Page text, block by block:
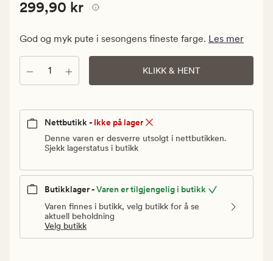
Pris
299,90
pris
299,90
Pris 299,90 kr
299,90 kr
God og myk pute i sesongens fineste farge. Les mer
Antall KLIKK & HENT
Nettbutikk - Ikke på lager
Denne varen er desverre utsolgt i nettbutikken.
Sjekk lagerstatus i butikk
Butikklager -Varen er tilgjengelig i butikk
Varen finnes i butikk, velg butikk for å se
aktuell beholdning
Velg butikk